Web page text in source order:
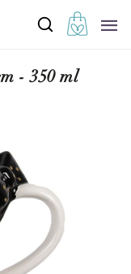
- 350 ml